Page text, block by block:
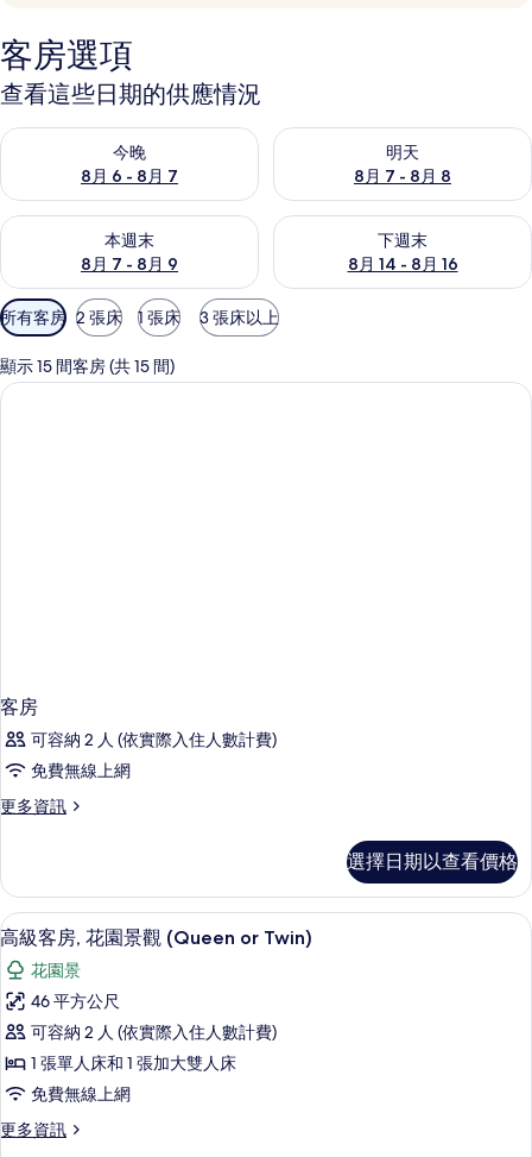
客房選項
查看這些日期的供應情況
今晚
8月 6 - 8月 7
查看今晚 (8月 6 - 8月 7) 的供應情況
明天
8月 7 - 8月 8
查看明天 (8月 7 - 8月 8) 的供
本週末
8月 7 - 8月 9
查看本週末 (8月 7 - 8月 9) 的供應情況
下週末
8月 14 - 8月 16
查看下週末 (8月 14 - 8月 16)
可
用
的
客
所有客房 2 張床 1 張床 3 張床以上
顯示 15 間客房 (共 15 間)
客房
可容納 2 人 (依實際入住人數計費)
免費無線上網
更多資訊
更
的
詳
情
選擇日期以查看價格
顯
示
高
級
客
房,
花
園
客房內保險箱、書桌、遮光布/窗簾、
4
高級客房, 花園景觀 (Queen or Twin)
花園景
46 平方公尺
可容納 2 人 (依實際入住人數計費)
1 張單人床和 1 張加大雙人床
免費無線上網
更多資訊
更